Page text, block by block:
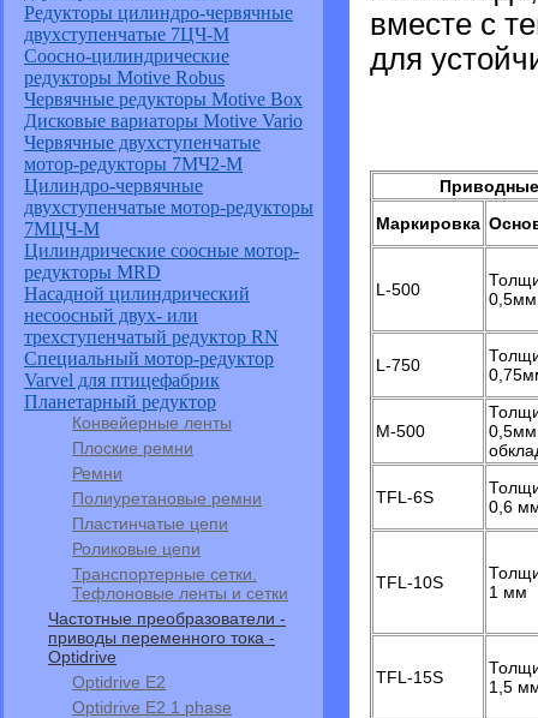
Редукторы цилиндро-червячные
двухступенчатые 7ЦЧ-М
Соосно-цилиндрические
редукторы Motive Robus
Червячные редукторы Motive Box
Дисковые вариаторы Motive Vario
Червячные двухступенчатые
мотор-редукторы 7МЧ2-М
Цилиндро-червячные
двухступенчатые мотор-редукторы
7МЦЧ-М
Цилиндрические соосные мотор-
редукторы MRD
Насадной цилиндрический
несоосный двух- или
трехступенчатый редуктор RN
Специальный мотор-редуктор
Varvel для птицефабрик
Планетарный редуктор
Конвейерные ленты
Плоские ремни
Ремни
Полиуретановые ремни
Пластинчатые цепи
Роликовые цепи
Транспортерные сетки.
Тефлоновые ленты и сетки
Частотные преобразователи -
приводы переменного тока -
Optidrive
Optidrive E2
Optidrive E2 1 phase
вместе с
для
Маркировка
L-500
0,5мм
L-750
М-500
TFL-6S
0,6
TFL-10S
1 мм
TFL-15S
1,5